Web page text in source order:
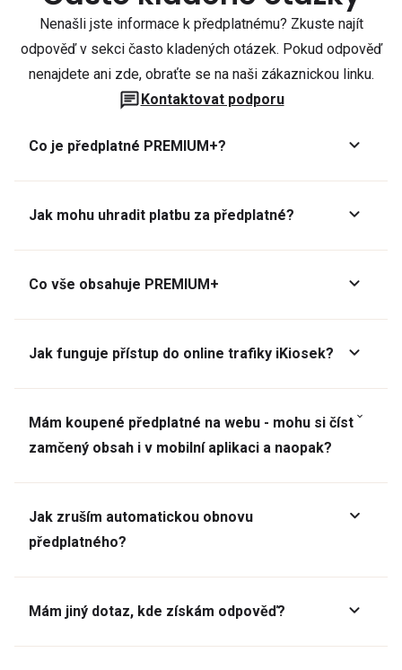
Nenašli jste informace k předplatnému? Zkuste najít
odpověď v sekci často kladených otázek. Pokud odpověď
nenajdete ani zde, obraťte se na naši zákaznickou linku.
Kontaktovat podporu
Co je předplatné PREMIUM+?
Jak mohu uhradit platbu za předplatné?
Co vše obsahuje PREMIUM+
Jak funguje přístup do online trafiky iKiosek?
Mám koupené předplatné na webu - mohu si číst
zamčený obsah i v mobilní aplikaci a naopak?
Jak zruším automatickou obnovu
předplatného?
Mám jiný dotaz, kde získám odpověď?